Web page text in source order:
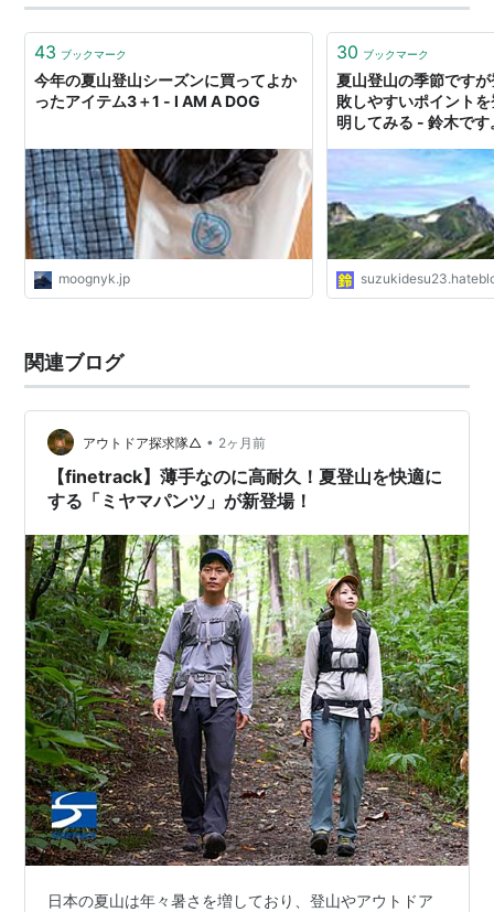
ですね」と言われた言葉は忘れない思い出 燕岳の山頂は
狭く夫婦二人でやっと立…
43 ブックマーク
今年の夏山登山シーズンに買ってよか
ったアイテム3＋1 - I AM A DOG
moognyk.jp
30 ブックマーク
夏山登山の季節です
敗しやすいポイント
明してみる - 鈴木です
関連ブログ
アウトドア探求隊△ • 2ヶ月前
【finetrack】薄手なのに高耐久！夏登山を快適に
する「ミヤマパンツ」が新登場！
日本の夏山は年々暑さを増しており、登山やアウトドア